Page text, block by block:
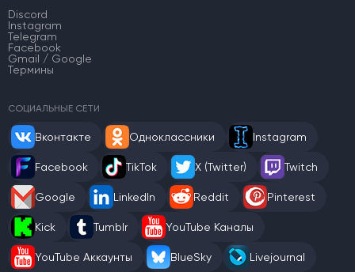
Discord
Instagram
Telegram
Facebook
Gmail / Google
Термины
СОЦИАЛЬНЫЕ СЕТИ
Вконтакте Одноклассники Instagram
Facebook TikTok X (Twitter) Twitch
Google LinkedIn Reddit Pinterest
Kick Tumblr YouTube Каналы
YouTube Аккаунты BlueSky Livejournal